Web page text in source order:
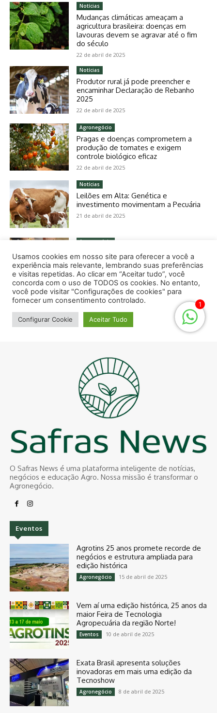
O Safras News é uma plataforma inteligente de notícias,
negócios e educação Agro. Nossa missão é transformar o
Agronegócio.
Eventos
Agrotins 25 anos promete recorde de
negócios e estrutura ampliada para
edição histórica
Agronegócio 15 de abril de 2025
Vem aí uma edição histórica, 25 anos da
maior Feira de Tecnologia
Agropecuária da região Norte!
Eventos 10 de abril de 2025
Exata Brasil apresenta soluções
inovadoras em mais uma edição da
Tecnoshow
Agronegócio 8 de abril de 2025